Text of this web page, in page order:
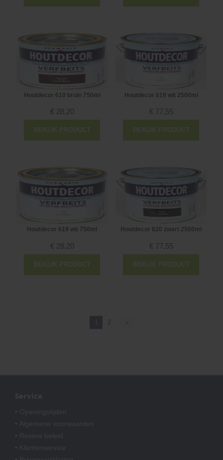
Houtdecor 610 bruin 750ml
€ 28,20
BEKIJK PRODUCT
Houtdecor 619 wit 2500ml
€ 77,55
BEKIJK PRODUCT
Houtdecor 619 wit 750ml
€ 28,20
BEKIJK PRODUCT
Houtdecor 620 zwart 2500ml
€ 77,55
BEKIJK PRODUCT
2